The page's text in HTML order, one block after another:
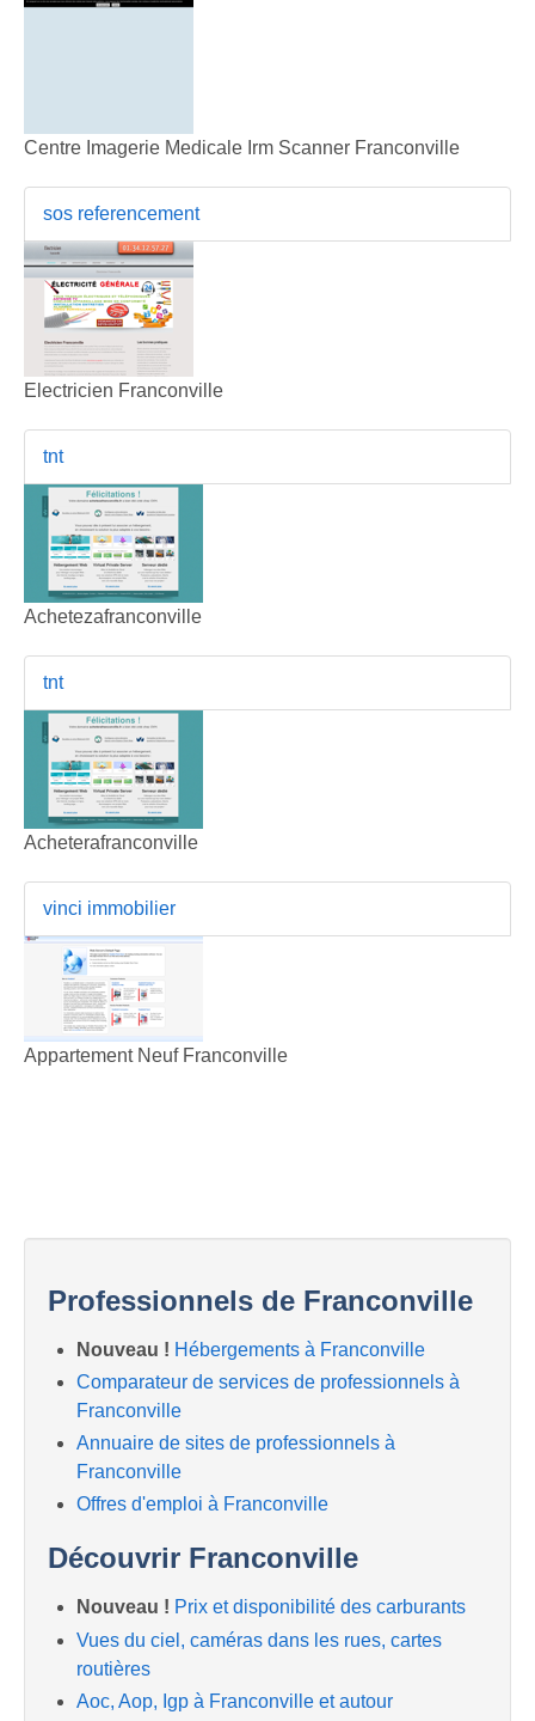
Centre Imagerie Medicale Irm Scanner Franconville
sos referencement
Electricien Franconville
tnt
Achetezafranconville
tnt
Acheterafranconville
vinci immobilier
Appartement Neuf Franconville
Professionnels de Franconville
Nouveau ! Hébergements à Franconville
Comparateur de services de professionnels à
Franconville
Annuaire de sites de professionnels à
Franconville
Offres d'emploi à Franconville
Découvrir Franconville
Nouveau ! Prix et disponibilité des carburants
Vues du ciel, caméras dans les rues, cartes
routières
Aoc, Aop, Igp à Franconville et autour